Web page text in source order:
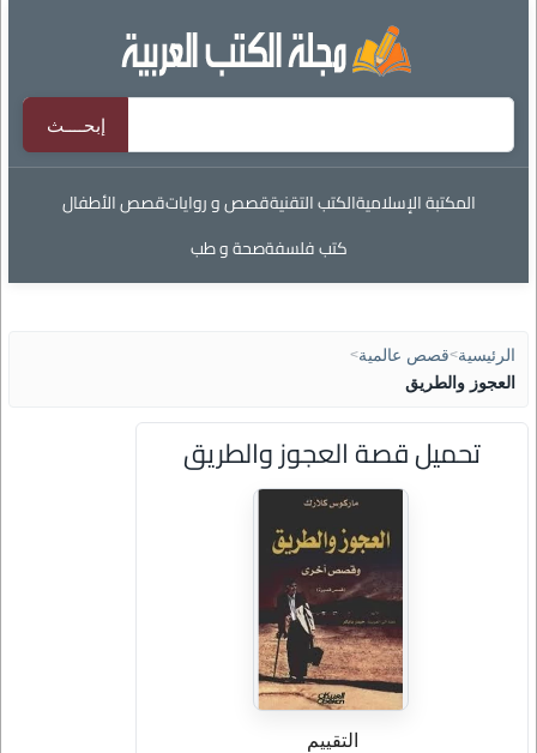
المكتبة الإسلاميةالكتب التقنيةقصص و رواياتقصص الأطفال
كتب فلسفةصحة و طب
الرئيسية>قصص عالمية>
العجوز والطريق
تحميل قصة العجوز والطريق
التقييم